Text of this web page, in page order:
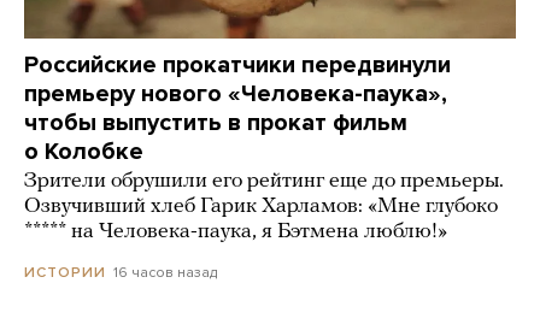
Российские прокатчики передвинули
премьеру нового «Человека-паука»,
чтобы выпустить в прокат фильм
о Колобке
Зрители обрушили его рейтинг еще до премьеры.
Озвучивший хлеб Гарик Харламов: «Мне глубоко
***** на Человека-паука, я Бэтмена люблю!»
ИСТОРИИ 16 часов назад